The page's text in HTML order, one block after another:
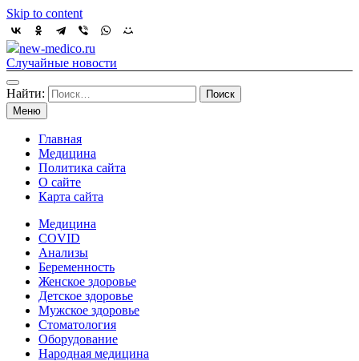
Skip to content
new-medico.ru
Случайные новости
Найти:
Меню
Главная
Медицина
Политика сайта
О сайте
Карта сайта
Медицина
COVID
Анализы
Беременность
Женское здоровье
Детское здоровье
Мужское здоровье
Стоматология
Оборудование
Народная медицина